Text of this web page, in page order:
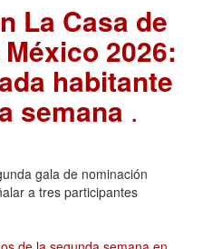
La Casa de
2026:
habitante
semana .
gala de nominación
a tres participantes